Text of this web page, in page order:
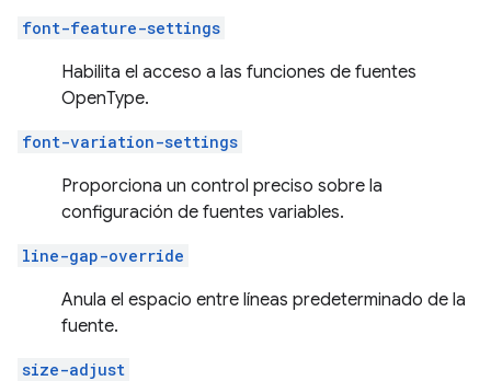
font-feature-settings
Habilita el acceso a las funciones de fuentes
OpenType.
font-variation-settings
Proporciona un control preciso sobre la
configuración de fuentes variables.
line-gap-override
Anula el espacio entre líneas predeterminado de la
fuente.
size-adjust